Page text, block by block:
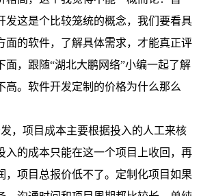
发这是个比较笼统的概念，我们要看具
面的软件，了解具体需求，才能真正评
面，跟随“湖北大鹏网络”小编一起了解
高。软件开发定制的价格为什么那么
，项目成本主要根据投入的人工来核
入的成本只能在这一个项目上收回，再
，项目总报价低不了。定制化项目如果